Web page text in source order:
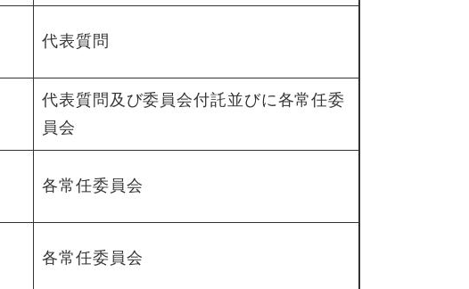
代表質問
代表質問及び委員会付託並びに各常任委
員会
各常任委員会
各常任委員会